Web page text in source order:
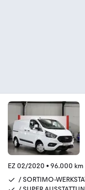
EZ 02/2020 • 96.000 km
/ SORTIMO-